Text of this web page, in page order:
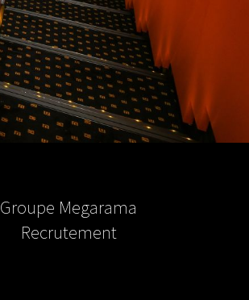
Groupe Megarama
Recrutement